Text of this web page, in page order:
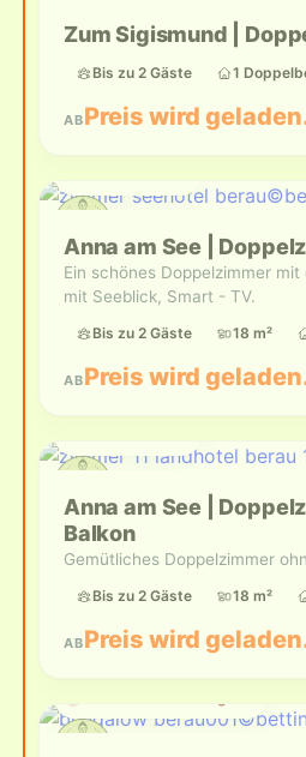
Zum Sigismund |
Bis zu 2 Gäste 1
ABPreis wird
Anna am See |
Ein schönes Doppelzimmer
mit Seeblick, Smart - TV.
Bis zu 2 Gäste 18 m²
ABPreis wird
Anna am See |
Balkon
Gemütliches Doppelzimmer
Bis zu 2 Gäste 18 m²
ABPreis wird